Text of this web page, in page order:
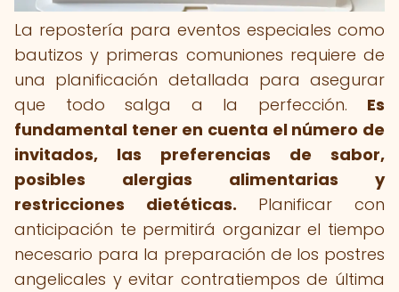
La repostería para eventos especiales como
bautizos y primeras comuniones requiere de
una planificación detallada para asegurar
que todo salga a la perfección. Es
fundamental tener en cuenta el número de
invitados, las preferencias de sabor,
posibles alergias alimentarias y
restricciones dietéticas. Planificar con
anticipación te permitirá organizar el tiempo
necesario para la preparación de los postres
angelicales y evitar contratiempos de última